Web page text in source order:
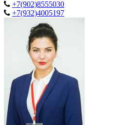
+7(902)8555030
+7(932)4005197